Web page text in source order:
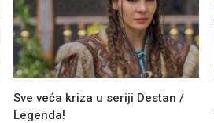
Sve veća kriza u seriji Destan /
Legenda!